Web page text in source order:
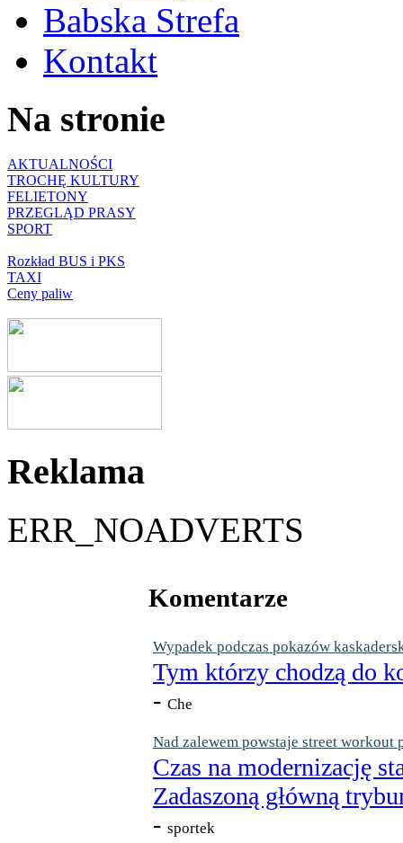
Babska Strefa
Kontakt
Na stronie
AKTUALNOŚCI
TROCHĘ KULTURY
FELIETONY
PRZEGLĄD PRASY
SPORT
Rozkład BUS i PKS
TAXI
Ceny paliw
Reklama
ERR_NOADVERTS
Komentarze
Wypadek podczas pokazów
Tym którzy chodzą do
- Che
Nad zalewem powstaje street workout
Czas na modernizację
Zadaszoną główną
- sportek